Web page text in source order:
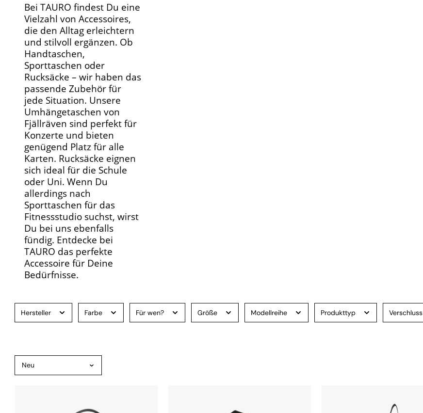
Bei TAURO findest Du eine
Vielzahl von Accessoires,
die den Alltag erleichtern
und stilvoll ergänzen. Ob
Handtaschen,
Sporttaschen oder
Rucksäcke – wir haben das
passende Zubehör für
jede Situation. Unsere
Umhängetaschen von
Fjällräven sind perfekt für
Konzerte und bieten
genügend Platz für alle
Karten. Rucksäcke eignen
sich ideal für die Schule
oder Uni. Wenn Du
allerdings nach
Sporttaschen für das
Fitnessstudio suchst, wirst
Du bei uns ebenfalls
fündig. Entdecke bei
TAURO das perfekte
Accessoire für Deine
Bedürfnisse.
Hersteller Farbe Für wen? Größe Modellreihe Produkttyp Verschluss